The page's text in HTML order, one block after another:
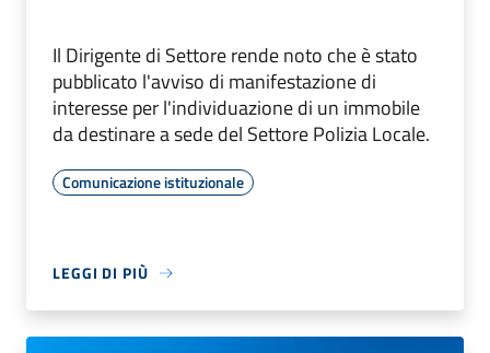
Il Dirigente di Settore rende noto che è stato
pubblicato l'avviso di manifestazione di
interesse per l'individuazione di un immobile
da destinare a sede del Settore Polizia Locale.
Comunicazione istituzionale
LEGGI DI PIÙ